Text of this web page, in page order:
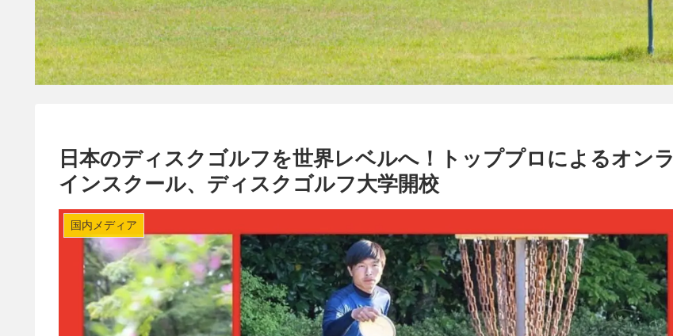
日本のディスクゴルフを世界レベルへ！トッププロによるオンラ
インスクール、ディスクゴルフ大学開校
国内メディア